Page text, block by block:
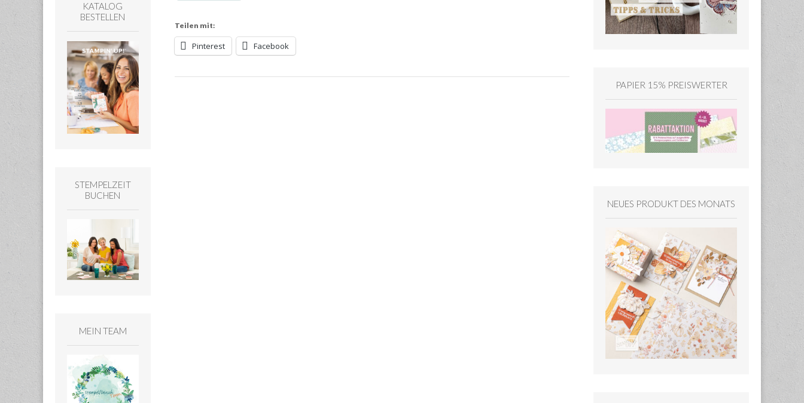
Teilen mit:
Pinterest Facebook
KATALOG
BESTELLEN
STEMPELZEIT
BUCHEN
MEIN TEAM
PAPIER 15% PREISWERTER
NEUES PRODUKT DES MONATS